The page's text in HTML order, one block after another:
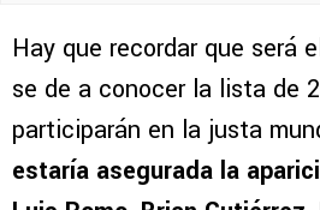
Hay que recordar que será
se de a conocer la lista de
participarán en la justa
estaría asegurada la